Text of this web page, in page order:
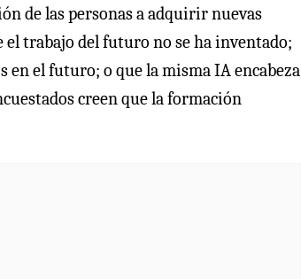
de las personas a adquirir nuevas
el trabajo del futuro no se ha inventado;
en el futuro; o que la misma IA encabeza
creen que la formación